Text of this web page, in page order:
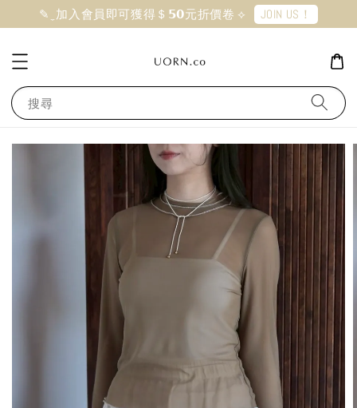
✎ ̼ 加入會員即可獲得＄𝟱𝟬元折價卷 ⟡ JOIN US！
搜尋